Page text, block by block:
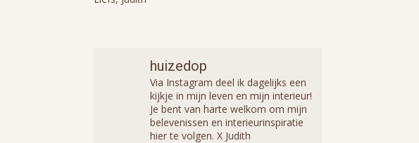
huizedop
Via Instagram deel ik dagelijks een
kijkje in mijn leven en mijn interieur!
Je bent van harte welkom om mijn
belevenissen en interieurinspiratie
hier te volgen. X Judith